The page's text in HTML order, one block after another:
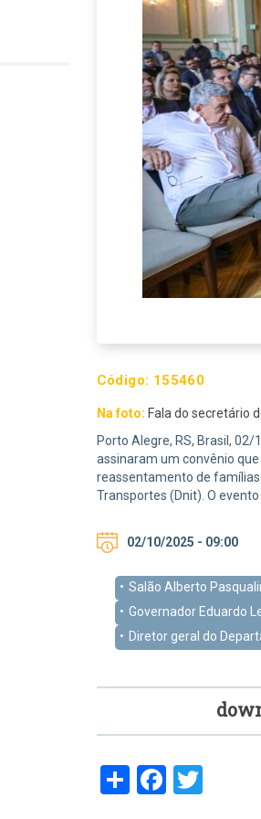
Código: 155460
Na foto: Fala do secretário
Porto Alegre, RS, Brasil,
assinaram um convênio
reassentamento de famílias
Transportes (Dnit). O
02/10/2025 - 09:00
Salão Alberto
Governador Eduardo
Diretor geral do
Share